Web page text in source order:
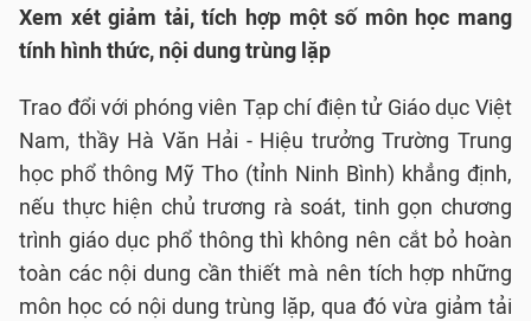
Xem xét giảm tải, tích hợp một số môn học mang
tính hình thức, nội dung trùng lặp
Trao đổi với phóng viên Tạp chí điện tử Giáo dục Việt
Nam, thầy Hà Văn Hải - Hiệu trưởng Trường Trung
học phổ thông Mỹ Tho (tỉnh Ninh Bình) khẳng định,
nếu thực hiện chủ trương rà soát, tinh gọn chương
trình giáo dục phổ thông thì không nên cắt bỏ hoàn
toàn các nội dung cần thiết mà nên tích hợp những
môn học có nội dung trùng lặp, qua đó vừa giảm tải